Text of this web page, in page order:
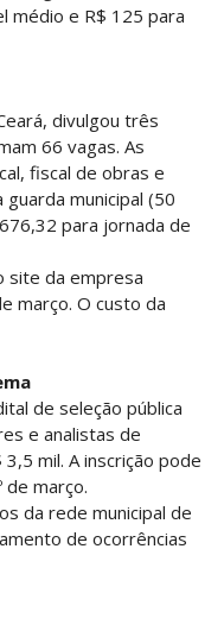
médio e R$ 125 para
divulgou três
66 vagas. As
fiscal de obras e
municipal (50
para jornada de
site da empresa
março. O custo da
de seleção pública
e analistas de
mil. A inscrição pode
março.
da rede municipal de
de ocorrências